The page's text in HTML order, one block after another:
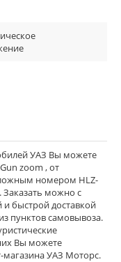
УАЗ Вы можете
zoom , от
номером HLZ-
Заказать можно с
и быстрой доставкой
пунктов самовывоза.
Вы можете
магазина УАЗ Моторс.